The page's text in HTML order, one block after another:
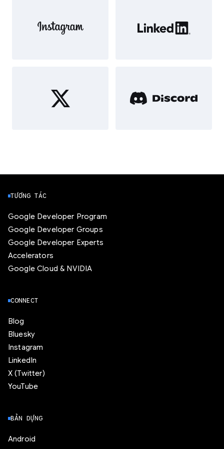
TƯƠNG TÁC
Google Developer Program
Google Developer Groups
Google Developer Experts
Accelerators
Google Cloud & NVIDIA
CONNECT
Blog
Bluesky
Instagram
LinkedIn
X (Twitter)
YouTube
BẢN DỰNG
Android